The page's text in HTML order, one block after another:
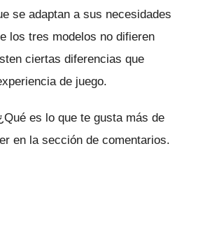
se adaptan a sus necesidades
los tres modelos no difieren
ciertas diferencias que
de juego.
es lo que te gusta más de
en la sección de comentarios.